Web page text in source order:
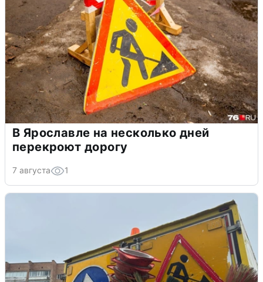
В Ярославле на несколько дней
перекроют дорогу
7 августа 1